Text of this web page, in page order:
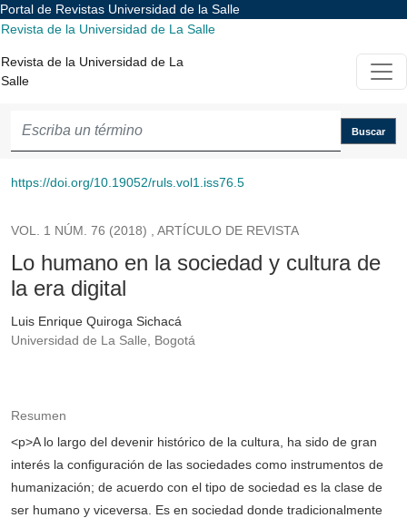
Portal de Revistas Universidad de la Salle
Lo humano en la sociedad y cultura de la era digital
Revista de la Universidad de La Salle
Revista de la Universidad de La
Salle
Buscar
VOL. 1 NÚM. 76 (2018) ARTÍCULO DE REVISTA
Lo humano en la sociedad y cultura de
la era digital
https://doi.org/10.19052/ruls.vol1.iss76.5
Luis Enrique Quiroga Sichacá
Universidad de La Salle, Bogotá
Resumen
<p>A lo largo del devenir histórico de la cultura, ha sido de gran
interés la configuración de las sociedades como instrumentos de
humanización; de acuerdo con el tipo de sociedad es la clase de
ser humano y viceversa. Es en sociedad donde tradicionalmente